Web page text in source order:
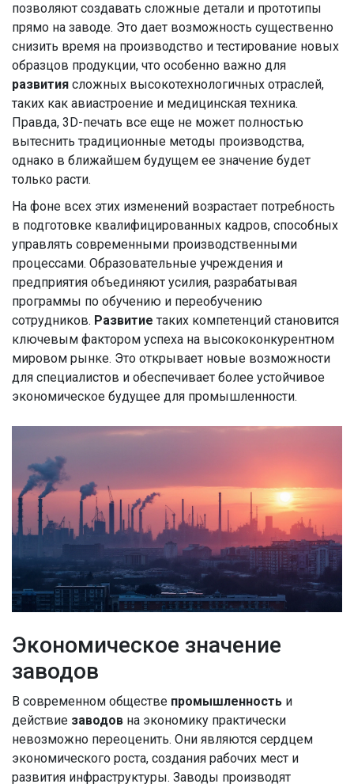
позволяют создавать сложные детали и прототипы
прямо на заводе. Это дает возможность существенно
снизить время на производство и тестирование новых
образцов продукции, что особенно важно для
развития сложных высокотехнологичных отраслей,
таких как авиастроение и медицинская техника.
Правда, 3D-печать все еще не может полностью
вытеснить традиционные методы производства,
однако в ближайшем будущем ее значение будет
только расти.
На фоне всех этих изменений возрастает потребность
в подготовке квалифицированных кадров, способных
управлять современными производственными
процессами. Образовательные учреждения и
предприятия объединяют усилия, разрабатывая
программы по обучению и переобучению
сотрудников. Развитие таких компетенций становится
ключевым фактором успеха на высококонкурентном
мировом рынке. Это открывает новые возможности
для специалистов и обеспечивает более устойчивое
экономическое будущее для промышленности.
Экономическое значение
заводов
В современном обществе промышленность и
действие заводов на экономику практически
невозможно переоценить. Они являются сердцем
экономического роста, создания рабочих мест и
развития инфраструктуры. Заводы производят